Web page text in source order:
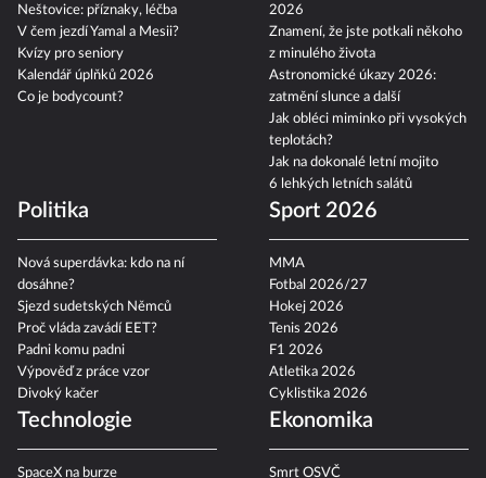
Neštovice: příznaky, léčba
V čem jezdí Yamal a Mesii?
Kvízy pro seniory
Kalendář úplňků 2026
Co je bodycount?
2026
Znamení, že jste potkali někoho
z minulého života
Astronomické úkazy 2026:
zatmění slunce a další
Jak obléci miminko při vysokých
teplotách?
Jak na dokonalé letní mojito
6 lehkých letních salátů
Politika
Nová superdávka: kdo na ní
dosáhne?
Sjezd sudetských Němců
Proč vláda zavádí EET?
Padni komu padni
Výpověď z práce vzor
Divoký kačer
Sport 2026
MMA
Fotbal 2026/27
Hokej 2026
Tenis 2026
F1 2026
Atletika 2026
Cyklistika 2026
Technologie
SpaceX na burze
Ekonomika
Smrt OSVČ